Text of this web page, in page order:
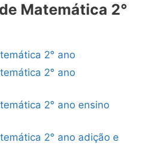
Matemática 2°
2° ano
2° ano
2° ano ensino
2° ano adição e